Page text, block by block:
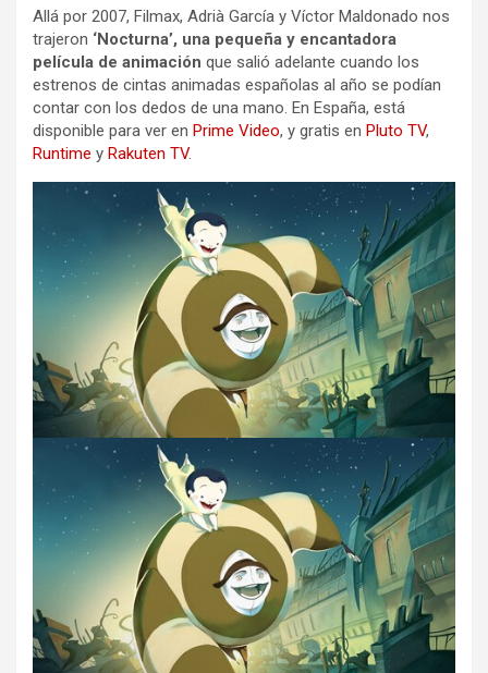
Allá por 2007, Filmax, Adrià García y Víctor Maldonado nos
trajeron ‘Nocturna’, una pequeña y encantadora
película de animación que salió adelante cuando los
estrenos de cintas animadas españolas al año se podían
contar con los dedos de una mano. En España, está
disponible para ver en Prime Video, y gratis en Pluto TV,
Runtime y Rakuten TV.